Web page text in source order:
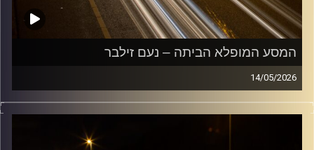
המסע המופלא הביתה – נעם זילבר
14/05/2026
מוזיקה שתלווה אותנו אחרי יום עבודה ארוך ותחזיר אותנו
הביתה בשלום עם נעם זילבר